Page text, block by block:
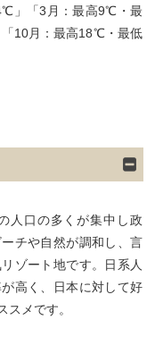
」「3月：最高9℃・最
10月：最高18℃・最低
人口の多くが集中し政
チや自然が調和し、言
ゾート地です。日系人
高く、日本に対して好
メです。